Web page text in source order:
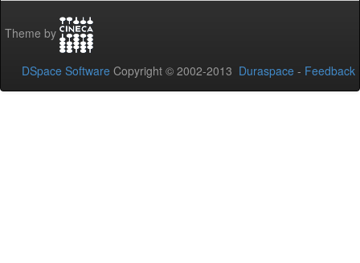
Theme by
DSpace Software Copyright © 2002-2013 Duraspace - Feedback